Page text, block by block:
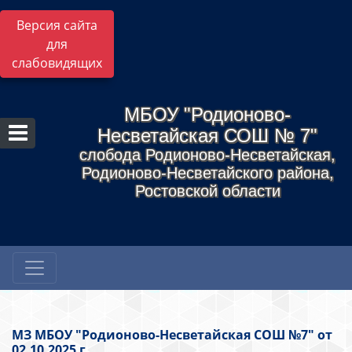
Версия сайта
для
слабовидящих
МБОУ "Родионово-
Несветайская СОШ № 7"
слобода Родионово-Несветайская,
Родионово-Несветайского района,
Ростовской области
МЗ МБОУ "Родионово-Несветайская СОШ №7" от